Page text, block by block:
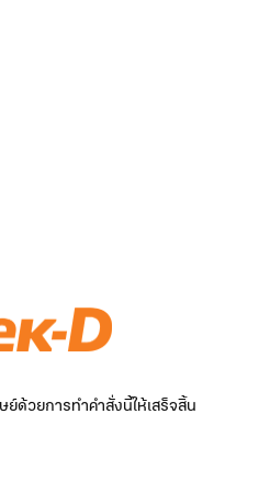
ด้วยการทำคำสั่งนี้ให้เสร็จสิ้น